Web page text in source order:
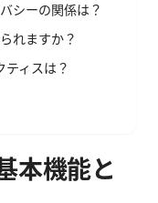
シーの関係は？
れますか？
ィスは？
本機能と